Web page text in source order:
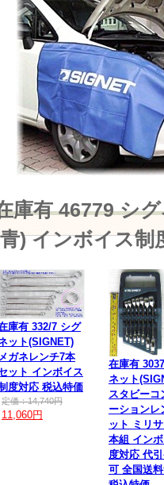
庫有 46779 シ
) インボイス制
庫有 332/7 シグ
ット(SIGNET)
ガネレンチ7本
ット インボイス
度対応 税込特価
定価：14,740円
11,060円
在庫有
ネット
スタビーコ
ーションレ
ット ミリ
本組 イン
度対応 代
可 全国送